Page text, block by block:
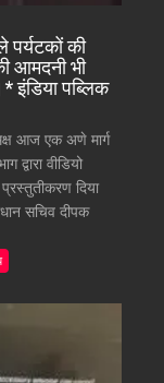
पर्यटकों की
आमदनी भी
इंडिया पब्लिक
आज एक अणे मार्ग
वीडियो
दिया
सचिव दीपक